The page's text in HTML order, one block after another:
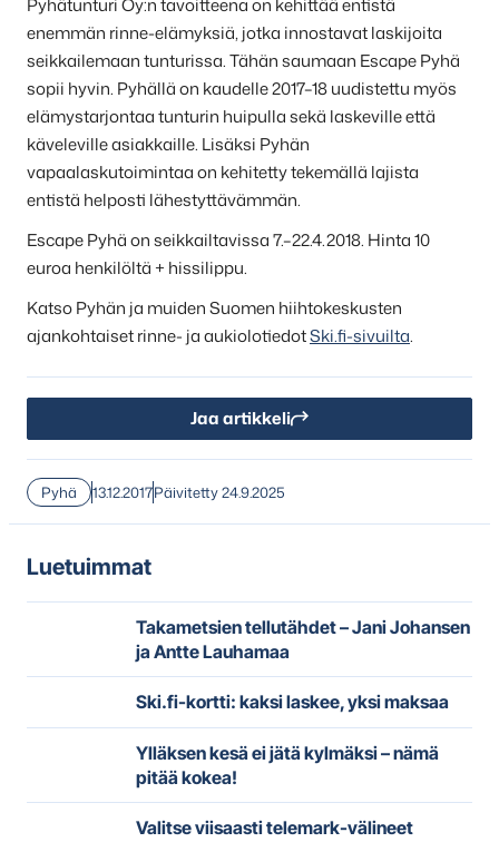
Pyhätunturi Oy:n tavoitteena on kehittää entistä
enemmän rinne-elämyksiä, jotka innostavat laskijoita
seikkailemaan tunturissa. Tähän saumaan Escape Pyhä
sopii hyvin. Pyhällä on kaudelle 2017–18 uudistettu myös
elämystarjontaa tunturin huipulla sekä laskeville että
käveleville asiakkaille. Lisäksi Pyhän
vapaalaskutoimintaa on kehitetty tekemällä lajista
entistä helposti lähestyttävämmän.
Escape Pyhä on seikkailtavissa 7.–22.4.2018. Hinta 10
euroa henkilöltä + hissilippu.
Katso Pyhän ja muiden Suomen hiihtokeskusten
ajankohtaiset rinne- ja aukiolotiedotSki.fi-sivuilta.
Jaa artikkeli
Pyhä 13.12.2017Päivitetty 24.9.2025
Luetuimmat
Takametsien tellutähdet – Jani Johansen
ja Antte Lauhamaa
Ski.fi-kortti: kaksi laskee, yksi maksaa
Ylläksen kesä ei jätä kylmäksi – nämä
pitää kokea!
Valitse viisaasti telemark-välineet